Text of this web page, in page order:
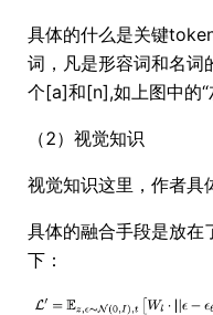
具体的什么是关键
词，凡是形容词和名词
个[a]和[n],如上图中的“
（2）视觉知识
视觉知识这里，作者具
具体的融合手段是放在
下：